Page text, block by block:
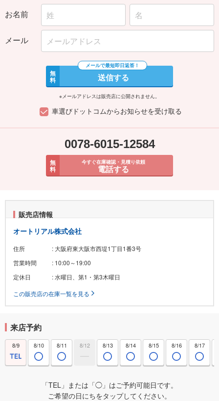
お名前
メール
無
料 送信する
※メールアドレスは販売店に公開されません。
車選びドットコムからお知らせを受け取る
0078-6015-12584
無
料
今すぐ在庫確認・見積り依頼
電話する
販売店情報
オートリアル株式会社
住所
: 大阪府東大阪市西堤1丁目1番3号
営業時間
: 10:00～19:00
定休日
: 水曜日、第1・第3木曜日
この販売店の在庫一覧を見る
来店予約
8/9 8/10 8/11 8/12 8/13 8/14 8/15 8/16 8/17
「TEL」または「◯」はご予約可能日です。
ご希望の日にちをタップしてください。